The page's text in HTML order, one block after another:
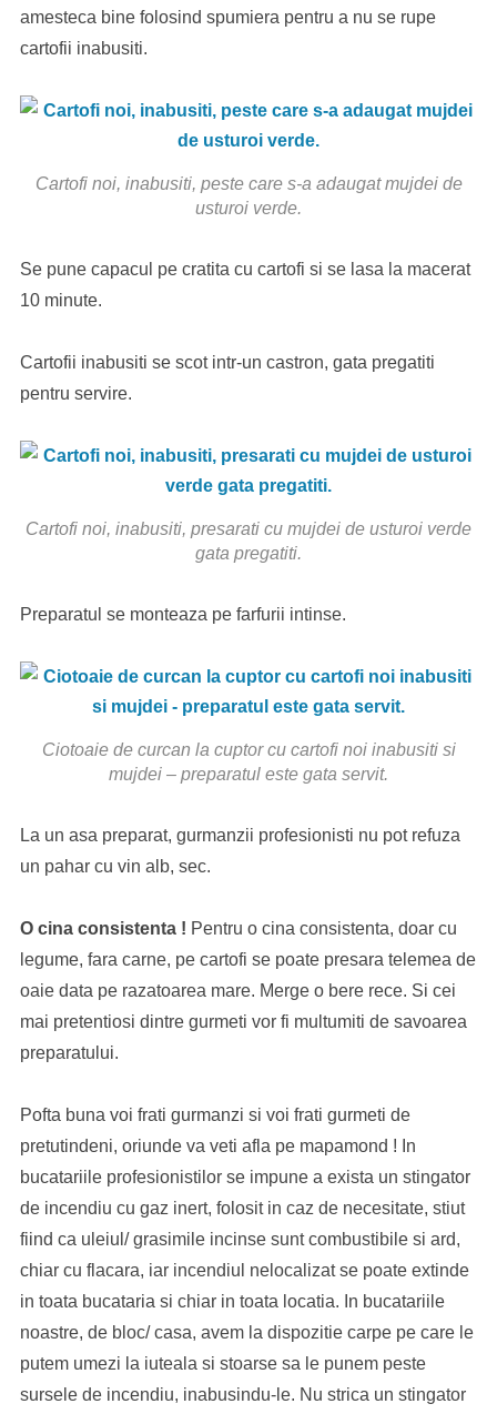
amesteca bine folosind spumiera pentru a nu se rupe
cartofii inabusiti.
Cartofi noi, inabusiti, peste care s-a adaugat mujdei de
usturoi verde.
Se pune capacul pe cratita cu cartofi si se lasa la macerat
10 minute.
Cartofii inabusiti se scot intr-un castron, gata pregatiti
pentru servire.
Cartofi noi, inabusiti, presarati cu mujdei de usturoi verde
gata pregatiti.
Preparatul se monteaza pe farfurii intinse.
Ciotoaie de curcan la cuptor cu cartofi noi inabusiti si
mujdei – preparatul este gata servit.
La un asa preparat, gurmanzii profesionisti nu pot refuza
un pahar cu vin alb, sec.
O cina consistenta ! Pentru o cina consistenta, doar cu
legume, fara carne, pe cartofi se poate presara telemea de
oaie data pe razatoarea mare. Merge o bere rece. Si cei
mai pretentiosi dintre gurmeti vor fi multumiti de savoarea
preparatului.
Pofta buna voi frati gurmanzi si voi frati gurmeti de
pretutindeni, oriunde va veti afla pe mapamond ! In
bucatariile profesionistilor se impune a exista un stingator
de incendiu cu gaz inert, folosit in caz de necesitate, stiut
fiind ca uleiul/ grasimile incinse sunt combustibile si ard,
chiar cu flacara, iar incendiul nelocalizat se poate extinde
in toata bucataria si chiar in toata locatia. In bucatariile
noastre, de bloc/ casa, avem la dispozitie carpe pe care le
putem umezi la iuteala si stoarse sa le punem peste
sursele de incendiu, inabusindu-le. Nu strica un stingator